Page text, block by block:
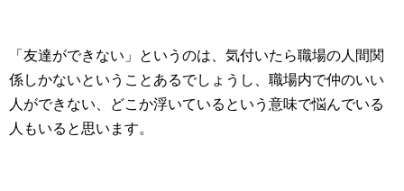
「友達ができない」というのは、気付いたら職場の人間関
係しかないということあるでしょうし、職場内で仲のいい
人ができない、どこか浮いているという意味で悩んでいる
人もいると思います。